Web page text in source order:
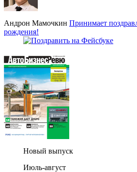
Андрон Мамочкин Принимает
рождения!
Новый выпуск
Июль-август